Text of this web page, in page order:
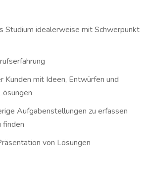
Studium idealerweise mit Schwerpunkt
Kunden mit Ideen, Entwürfen und
Aufgabenstellungen zu erfassen
finden
von Lösungen